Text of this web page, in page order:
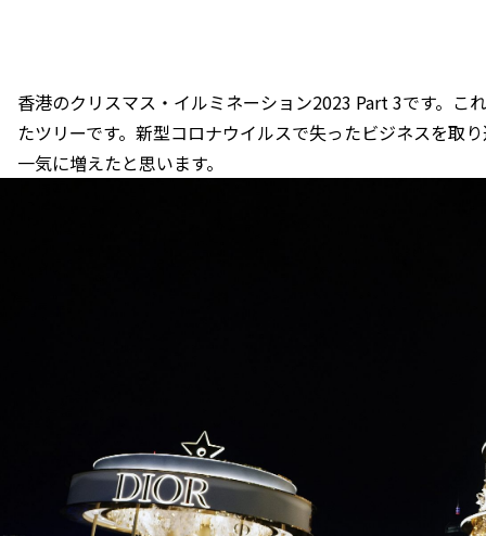
香港のクリスマス・イルミネーション2023 Part 3です。こ
たツリーです。新型コロナウイルスで失ったビジネスを取
一気に増えたと思います。